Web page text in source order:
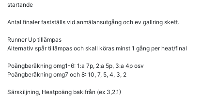
startande
Antal finaler fastställs vid anmälansutgång och ev gallring skett.
Runner Up tillämpas
Alternativ spår tillämpas och skall köras minst 1 gång per heat/final
Poängberäkning omg1-6: 1:a 7p, 2:a 5p, 3:a 4p osv
Poängberäkning omg7 och 8: 10, 7, 5, 4, 3, 2
Särskiljning, Heatpoäng bakifrån (ex 3,2,1)